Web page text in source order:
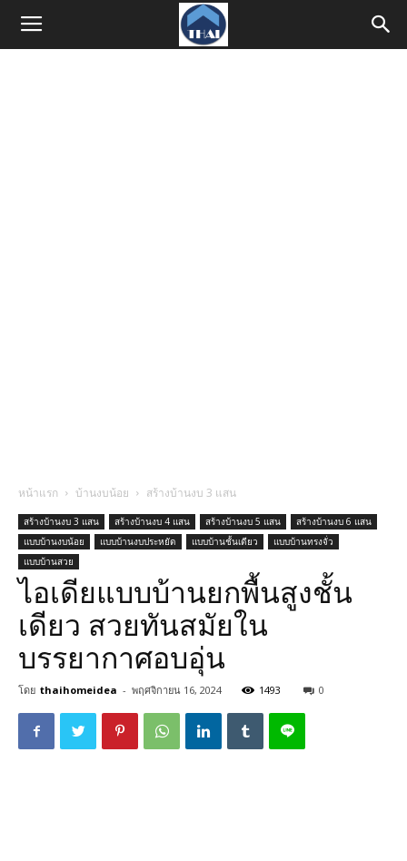
หน้าแรก บ้านงบน้อย สร้างบ้านงบ 3 แสน
สร้างบ้านงบ 3 แสน สร้างบ้านงบ 4 แสน สร้างบ้านงบ 5 แสน
สร้างบ้านงบ 6 แสน
แบบบ้านงบน้อย
แบบบ้านงบประหยัด แบบบ้านชั้นเดียว
แบบบ้านทรงจั่ว
แบบบ้านสวย
ไอเดียแบบบ้านยกพื้นสูงชั้น
เดียว สวยทันสมัยใน
บรรยากาศอบอุ่น
โดย thaihomeidea - พฤศจิกายน 16, 2024 1493 0